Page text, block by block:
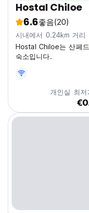
Hostal Chiloe
6.6좋음(20)
시내에서 0.24km 거리
Hostal Chiloe는 산페
숙소입니다.
개인실 최저